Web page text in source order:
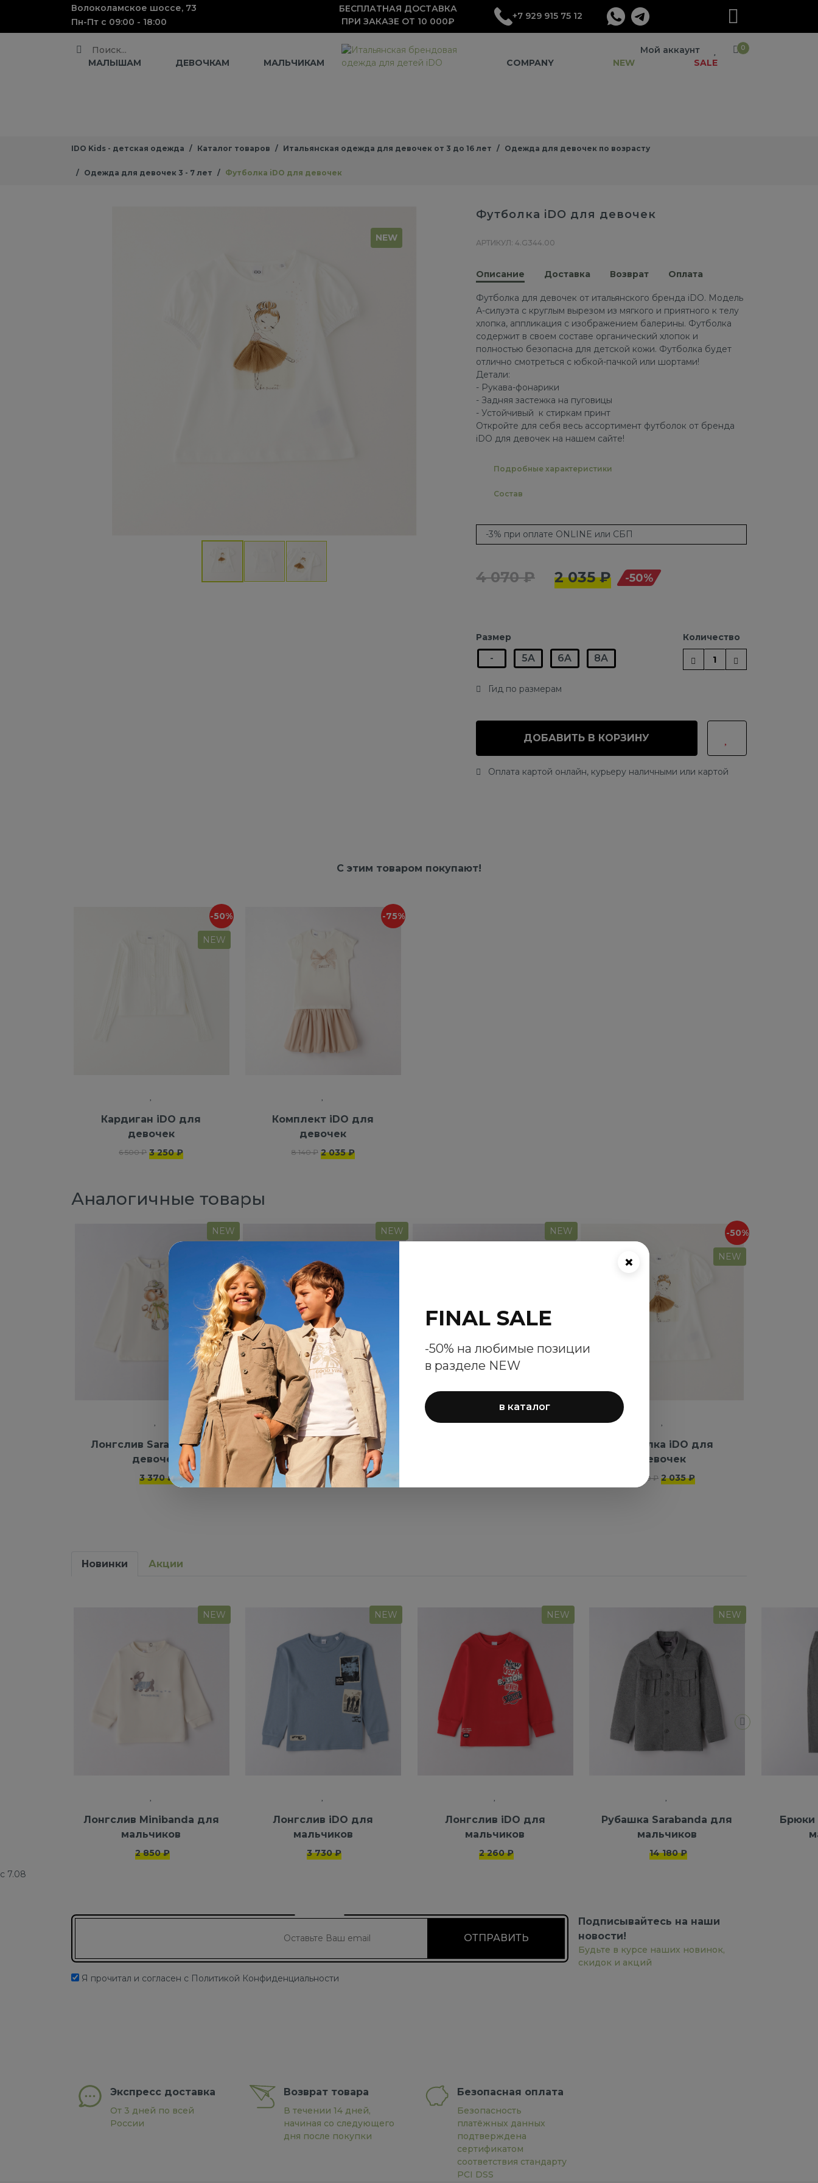
Волоколамское шоссе, 73
Пн-Пт с 09:00 - 18:00
БЕСПЛАТНАЯ ДОСТАВКА
ПРИ ЗАКАЗЕ ОТ 10 000₽
+7 929 915 75 12
Поиск Мой аккаунт 0
МАЛЫШАМ ДЕВОЧКАМ МАЛЬЧИКАМ COMPANY NEW SALE
IDO Kids - детская одежда Каталог товаров Итальянская одежда для девочек от 3 до 16 лет Одежда для девочек по возрасту
Одежда для девочек 3 - 7 лет Футболка iDO для девочек
NEW
Футболка iDO для девочек
АРТИКУЛ: 4.G344.00
Описание Доставка Возврат Оплата
Футболка для девочек от итальянского бренда iDO. Модель
А-силуэта с круглым вырезом из мягкого и приятного к телу
хлопка, аппликация с изображением балерины. Футболка
содержит в своем составе органический хлопок и
полностью безопасна для детской кожи. Футболка будет
отлично смотреться с юбкой-пачкой или шортами!
Детали:
- Рукава-фонарики
- Задняя застежка на пуговицы
- Устойчивый к стиркам принт
Откройте для себя весь ассортимент футболок от бренда
iDO для девочек на нашем сайте!
Подробные характеристики
Состав
-3% при оплате ONLINE или СБП
4 070 ₽ 2 035 ₽ -50%
Размер
- 5A 6A 8A
Гид по размерам
Количество
ДОБАВИТЬ В КОРЗИНУ
Оплата картой онлайн, курьеру наличными или картой
С этим товаром покупают!
-50%
NEW
Кардиган iDO для
девочек
6 500 ₽ 3 250 ₽
-75%
Комплект iDO для
девочек
8 140 ₽ 2 035 ₽
Аналогичные товары
NEW
Лонгслив Saraband для
девочек
3 370 ₽
NEW
Толстовка Sarabanda для
девочек
5 860 ₽
NEW -50%
NEW
Футболка iDO для
девочек
4 070 ₽ 2 035 ₽
Новинки Акции
NEW
Лонгслив Minibanda для
мальчиков
2 850 ₽
NEW
Лонгслив iDO для
мальчиков
3 730 ₽
NEW
Лонгслив iDO для
мальчиков
2 260 ₽
NEW
Рубашка Sarabanda для
мальчиков
14 180 ₽
Брюки
с 7.08
Подписывайтесь на наши
новости!
Будьте в курсе наших новинок,
скидок и акций
Я прочитал и согласен с Политикой Конфиденциальности
Экспресс доставка
От 3 дней по всей
России
Возврат товара
В течении 14 дней,
начиная со следующего
дня после покупки
Безопасная оплата
Безопасность
платёжных данных
подтверждена
сертификатом
соответствия стандарту
PCI DSS
×
FINAL SALE
-50% на любимые позиции
в разделе NEW
в каталог